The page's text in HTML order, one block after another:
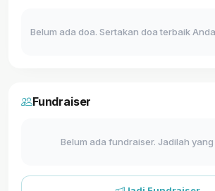
Belum ada doa. Sertakan doa terbaik
Fundraiser
Belum ada fundraiser. Jadilah